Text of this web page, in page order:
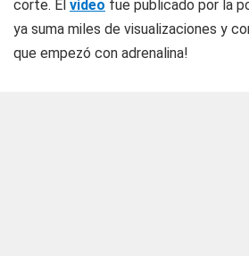
corte. El video fue publicado por la
ya suma miles de visualizaciones y
que empezó con adrenalina!